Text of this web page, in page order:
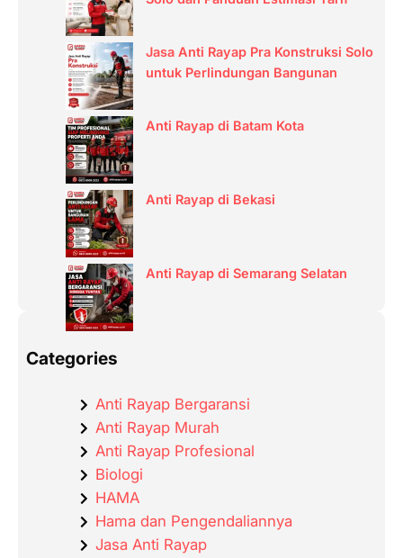
Jasa Anti Rayap Pra Konstruksi Solo
untuk Perlindungan Bangunan
Anti Rayap di Batam Kota
Anti Rayap di Bekasi
Anti Rayap di Semarang Selatan
Categories
Anti Rayap Bergaransi
Anti Rayap Murah
Anti Rayap Profesional
Biologi
HAMA
Hama dan Pengendaliannya
Jasa Anti Rayap